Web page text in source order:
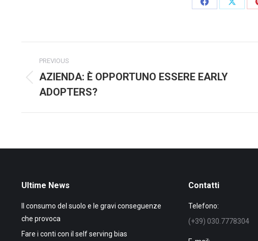
Share
Share
navigation
PREVIOUS
Previous
post:
AZIENDA: È OPPORTUNO ESSERE EARLY
ADOPTERS?
Ultime News
Il consumo del suolo e le gravi conseguenze
che provoca
Fare i conti con il self serving bias
Contatti
Telefono:
(+39) 030.7778304